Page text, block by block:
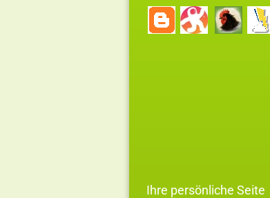
Ihre persönliche Seite